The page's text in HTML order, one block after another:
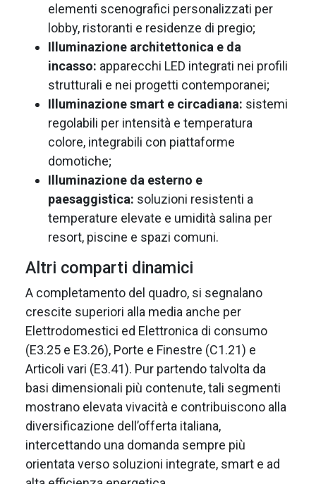
elementi scenografici personalizzati per
lobby, ristoranti e residenze di pregio;
Illuminazione architettonica e da
incasso: apparecchi LED integrati nei profili
strutturali e nei progetti contemporanei;
Illuminazione smart e circadiana: sistemi
regolabili per intensità e temperatura
colore, integrabili con piattaforme
domotiche;
Illuminazione da esterno e
paesaggistica: soluzioni resistenti a
temperature elevate e umidità salina per
resort, piscine e spazi comuni.
Altri comparti dinamici
A completamento del quadro, si segnalano
crescite superiori alla media anche per
Elettrodomestici ed Elettronica di consumo
(E3.25 e E3.26), Porte e Finestre (C1.21) e
Articoli vari (E3.41). Pur partendo talvolta da
basi dimensionali più contenute, tali segmenti
mostrano elevata vivacità e contribuiscono alla
diversificazione dell’offerta italiana,
intercettando una domanda sempre più
orientata verso soluzioni integrate, smart e ad